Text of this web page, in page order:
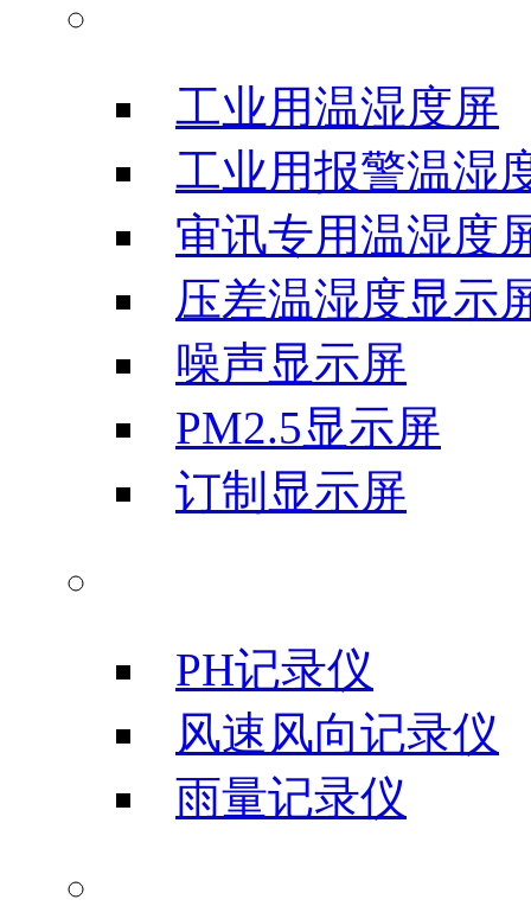
工业用温湿度屏
工业用报警温湿
审讯专用温湿度
压差温湿度显示
噪声显示屏
PM2.5显示屏
订制显示屏
PH记录仪
风速风向记录仪
雨量记录仪